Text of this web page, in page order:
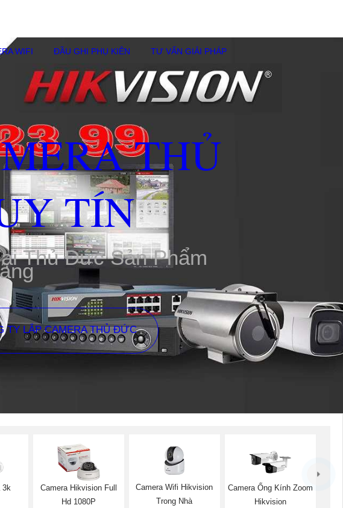
WIFI ĐẦU GHI PHỤ KIÊN TƯ VẤN GIẢI PHÁP
THỦ
TÍN
Thủ Đức Sản Phẩm
TY LẮP CAMERA THỦ ĐỨC
3k
Camera Hikvision Full
Hd 1080P
Camera Wifi Hikvision
Trong Nhà
Camera Ống Kính Zoom
Hikvision